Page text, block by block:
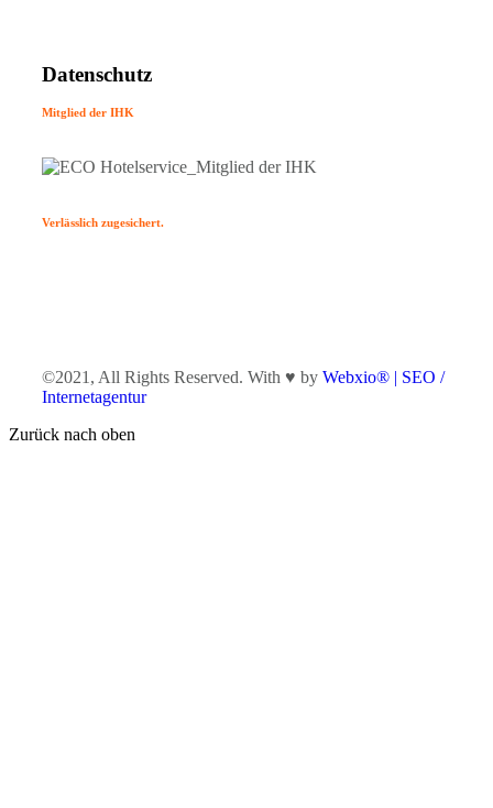
Datenschutz
Mitglied der IHK
Verlässlich zugesichert.
©2021, All Rights Reserved. With ♥ by Webxio® | SEO /
Internetagentur
Zurück nach oben